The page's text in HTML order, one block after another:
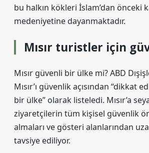
bu halkın kökleri İslam’dan önceki
medeniyetine dayanmaktadır.
Mısır turistler için
Mısır güvenli bir ülke mi? ABD
Mısır’ı güvenlik açısından “dikkat
bir ülke” olarak listeledi. Mısır’a
ziyaretçilerin tüm kişisel güvenlik
almaları ve gösteri alanlarından
tavsiye ediliyor.